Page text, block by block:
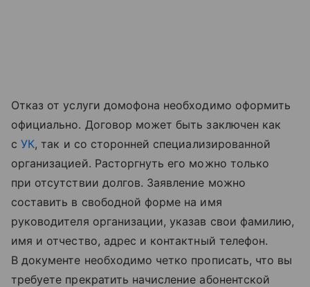
Отказ от услуги домофона необходимо оформить
официально. Договор может быть заключен как
сУК, так и со сторонней специализированной
организацией. Расторгнуть его можно только
при отсутствии долгов. Заявление можно
составить в свободной форме на имя
руководителя организации, указав свои фамилию,
имя и отчество, адрес и контактный телефон.
В документе необходимо четко прописать, что вы
требуете прекратить начисление абонентской